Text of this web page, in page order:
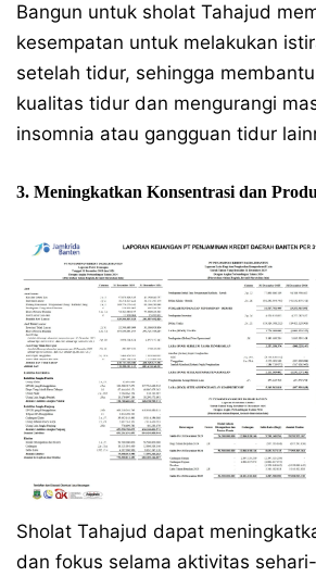
Bangun untuk sholat Tahajud
kesempatan untuk melakukan
setelah tidur, sehingga
kualitas tidur dan mengurangi
insomnia atau gangguan tidur
3. Meningkatkan Konsentrasi dan
Sholat Tahajud dapat
dan fokus selama aktivitas